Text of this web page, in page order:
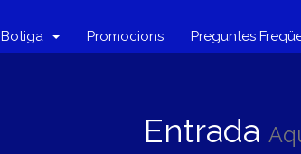
Botiga Promocions Preguntes
Entrada